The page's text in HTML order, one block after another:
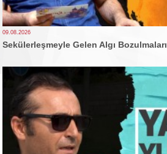
09.08.2026
Sekülerleşmeyle Gelen Algı Bozulmaları